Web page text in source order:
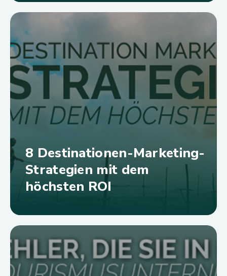
8 Destinationen-Marketing-
Strategien mit dem
höchsten ROI